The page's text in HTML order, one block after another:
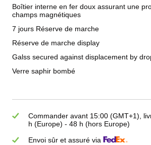
Boîtier interne en fer doux assurant une
champs magnétiques
7 jours Réserve de marche
Réserve de marche display
Galss secured against displacement by
Verre saphir bombé
Commander avant 15:00 (GMT+1),
h (Europe) - 48 h (hors Europe)
Envoi sûr et assuré via